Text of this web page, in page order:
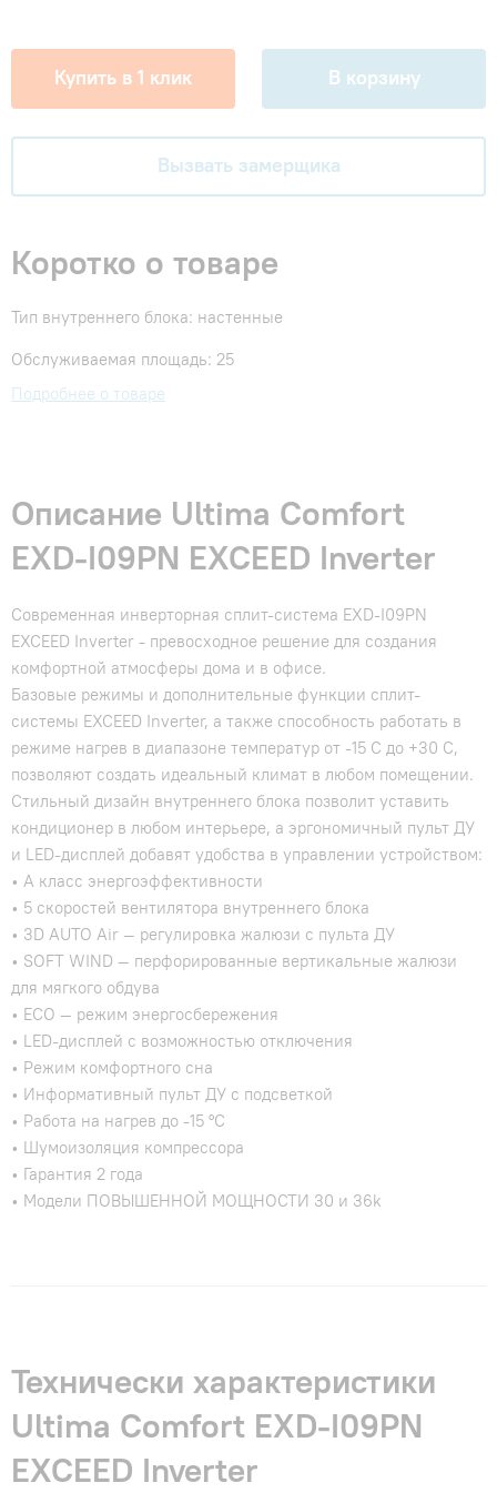
Купить в 1 клик В корзину
Вызвать замерщика
Коротко о товаре
Тип внутреннего блока: настенные
Обслуживаемая площадь: 25
Подробнее о товаре
Описание Ultima Comfort
EXD-I09PN EXCEED Inverter
Современная инверторная сплит-система EXD-I09PN
EXCEED Inverter - превосходное решение для создания
комфортной атмосферы дома и в офисе.
Базовые режимы и дополнительные функции сплит-
системы EXCEED Inverter, а также способность работать в
режиме нагрев в диапазоне температур от -15 С до +30 С,
позволяют создать идеальный климат в любом помещении.
Стильный дизайн внутреннего блока позволит уставить
кондиционер в любом интерьере, а эргономичный пульт ДУ
и LED-дисплей добавят удобства в управлении устройством:
• А класс энергоэффективности
• 5 скоростей вентилятора внутреннего блока
• 3D AUTO Air — регулировка жалюзи с пульта ДУ
• SOFT WIND — перфорированные вертикальные жалюзи
для мягкого обдува
• ЕСО — режим энергосбережения
• LED-дисплей с возможностью отключения
• Режим комфортного сна
• Информативный пульт ДУ с подсветкой
• Работа на нагрев до -15 °С
• Шумоизоляция компрессора
• Гарантия 2 года
• Модели ПОВЫШЕННОЙ МОЩНОСТИ 30 и 36k
Технически характеристики
Ultima Comfort EXD-I09PN
EXCEED Inverter